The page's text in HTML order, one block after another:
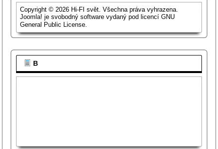
Copyright © 2026 Hi-FI svět. Všechna práva vyhrazena.
Joomla! je svobodný software vydaný pod licencíGNU
General Public License.
B